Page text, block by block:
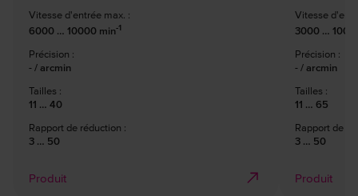
Vitesse d'entrée max. :
6000 … 10000 min-1
Précision :
- / arcmin
Tailles :
11 … 40
Rapport de réduction :
3 … 50
Produit
Vitesse
3000 …
Précision :
- / arcmin
Tailles :
11 … 65
Rapport de
3 … 50
Produit